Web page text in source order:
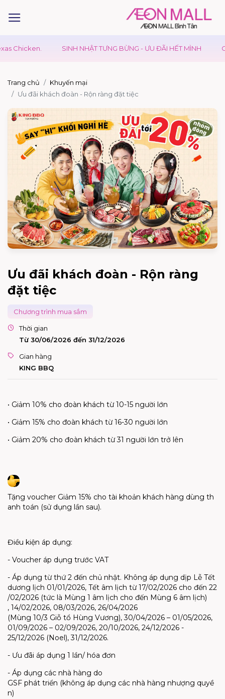
Chicken. SINH NHẬT TƯNG BỪNG - ƯU ĐÃI HẾT MÌNH
Trang chủ
Khuyến mại
Ưu đãi khách đoàn - Rộn ràng đặt tiệc
Ưu đãi khách đoàn - Rộn ràng
đặt tiệc
Chương trình mua sắm
Thời gian
Từ 30/06/2026 đến 31/12/2026
Gian hàng
KING BBQ
• Giảm 10% cho đoàn khách từ 10-15 người lớn
• Giảm 15% cho đoàn khách từ 16-30 người lớn
• Giảm 20% cho đoàn khách từ 31 người lớn trở lên
Tặng voucher Giảm 15% cho tài khoản khách hàng dùng th
anh toán (sử dụng lần sau).
Điều kiện áp dụng:
- Voucher áp dụng trước VAT
- Áp dụng từ thứ 2 đến chủ nhật. Không áp dụng dịp Lễ Tết
dương lịch 01/01/2026, Tết âm lịch từ 17/02/2026 cho đến 22
/02/2026 (tức là Mùng 1 âm lịch cho đến Mùng 6 âm lịch)
, 14/02/2026, 08/03/2026, 26/04/2026
(Mùng 10/3 Giỗ tổ Hùng Vương), 30/04/2026 – 01/05/2026,
01/09/2026 – 02/09/2026, 20/10/2026, 24/12/2026 -
25/12/2026 (Noel), 31/12/2026.
- Ưu đãi áp dụng 1 lần/ hóa đơn
- Áp dụng các nhà hàng do
GSF phát triển (không áp dụng các nhà hàng nhượng quyề
n)